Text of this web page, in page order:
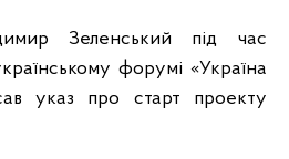
форумі «Україна
указ про старт проекту